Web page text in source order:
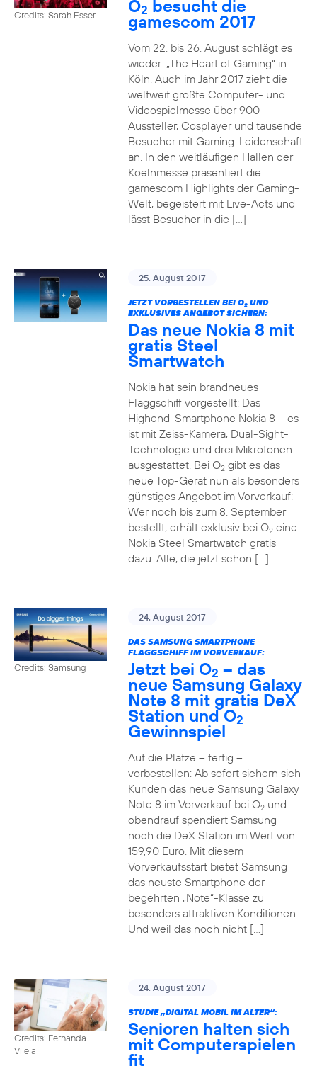
Credits: Sarah Esser O2 besucht die
gamescom 2017
Vom 22. bis 26. August schlägt es
wieder: „The Heart of Gaming“ in
Köln. Auch im Jahr 2017 zieht die
weltweit größte Computer- und
Videospielmesse über 900
Aussteller, Cosplayer und tausende
Besucher mit Gaming-Leidenschaft
an. In den weitläufigen Hallen der
Koelnmesse präsentiert die
gamescom Highlights der Gaming-
Welt, begeistert mit Live-Acts und
lässt Besucher in die […]
25. August 2017
JETZT VORBESTELLEN BEI O2UND
EXKLUSIVES ANGEBOT SICHERN:
Das neue Nokia 8 mit
gratis Steel
Smartwatch
Nokia hat sein brandneues
Flaggschiff vorgestellt: Das
Highend-Smartphone Nokia 8 – es
ist mit Zeiss-Kamera, Dual-Sight-
Technologie und drei Mikrofonen
ausgestattet. Bei O2gibt es das
neue Top-Gerät nun als besonders
günstiges Angebot im Vorverkauf:
Wer noch bis zum 8. September
bestellt, erhält exklusiv bei O2eine
Nokia Steel Smartwatch gratis
dazu. Alle, die jetzt schon […]
Credits: Samsung
24. August 2017
DAS SAMSUNG SMARTPHONE
FLAGGSCHIFF IM VORVERKAUF:
Jetzt bei O2 – das
neue Samsung Galaxy
Note 8 mit gratis DeX
Station und O2
Gewinnspiel
Auf die Plätze – fertig –
vorbestellen: Ab sofort sichern sich
Kunden das neue Samsung Galaxy
Note 8 im Vorverkauf bei O2und
obendrauf spendiert Samsung
noch die DeX Station im Wert von
159,90 Euro. Mit diesem
Vorverkaufsstart bietet Samsung
das neuste Smartphone der
begehrten „Note“-Klasse zu
besonders attraktiven Konditionen.
Und weil das noch nicht […]
Credits: Fernanda
Vilela
24. August 2017
STUDIE „DIGITAL MOBIL IM ALTER“:
Senioren halten sich
mit Computerspielen
fit